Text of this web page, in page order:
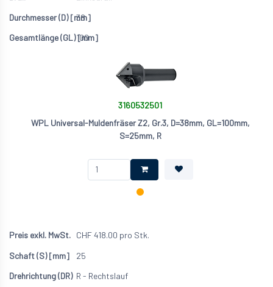
38
100
3160532501
WPL Universal-Muldenfräser Z2, Gr.3, D=38mm, GL=100mm,
S=25mm, R
CHF418.00 pro Stk.
25
R - Rechtslauf